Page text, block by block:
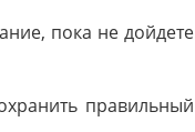
пока не дойдете
правильный